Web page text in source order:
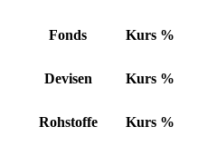
Fonds Kurs %
Devisen Kurs %
Rohstoffe Kurs %